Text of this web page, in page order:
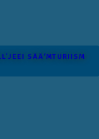
SÄÄʹM­TURIISM